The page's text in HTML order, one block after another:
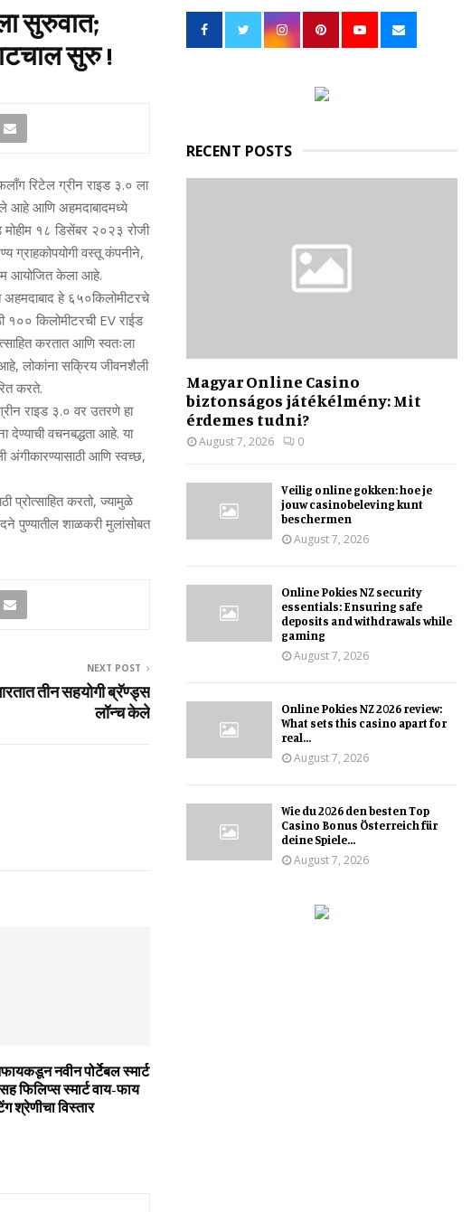
सुरुवात;
सुरु !
रिटेल ग्रीन राइड ३.० ला
आहे आणि अहमदाबादमध्ये
मोहीम १८ डिसेंबर २०२३ रोजी
ग्राहकोपयोगी वस्तू कंपनीने,
आयोजित केला आहे.
हे ६५०किलोमीटरचे
१०० किलोमीटरची EV राईड
करतात आणि स्वतःला
आहे, लोकांना सक्रिय जीवनशैली
करते.
राइड ३.० वर उतरणे हा
देण्याची वचनबद्धता आहे. या
अंगीकारण्यासाठी आणि स्वच्छ,
प्रोत्साहित करतो, ज्यामुळे
पुण्यातील शाळकरी मुलांसोबत
NEXT POST
तीन सहयोगी ब्रॅण्‍ड्स
लॉन्च केले
नवीन पोर्टेबल स्‍मार्ट
फिलिप्‍स स्‍मार्ट वाय-फाय
श्रेणीचा विस्‍तार
o
RECENT POSTS
Magyar Online Casino
biztonságos játékélmény: Mit
érdemes tudni?
August 7, 2026 0
Veilig online gokken: hoe je
jouw casinobeleving kunt
beschermen
August 7, 2026
Online Pokies NZ security
essentials: Ensuring safe
deposits and withdrawals while
gaming
August 7, 2026
Online Pokies NZ 2026 review:
What sets this casino apart for
real...
August 7, 2026
Wie du 2026 den besten Top
Casino Bonus Österreich für
deine Spiele...
August 7, 2026